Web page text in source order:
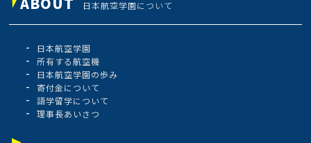
日本航空学園について
日本航空学園
所有する航空機
日本航空学園の歩み
寄付金について
語学留学について
理事長あいさつ